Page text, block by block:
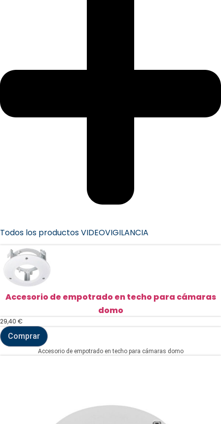
Todos los productos VIDEOVIGILANCIA
Accesorio de empotrado en techo para cámaras
domo
29,40 €
Accesorio
de
empotrado
Comprar
Accesorio de empotrado en techo para cámaras domo